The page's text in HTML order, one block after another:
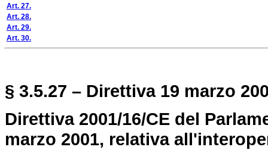
Art. 27.
Art. 28.
Art. 29.
Art. 30.
§ 3.5.27 – Direttiva 19 marzo
Direttiva 2001/16/CE del
marzo 2001, relativa